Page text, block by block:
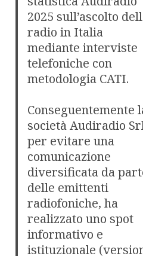
2025 sull’ascolto
radio in Italia
mediante interviste
telefoniche con
metodologia CATI.
Conseguentemente
società Audiradio
per evitare una
comunicazione
diversificata da
delle emittenti
radiofoniche, ha
realizzato uno spot
informativo e
istituzionale